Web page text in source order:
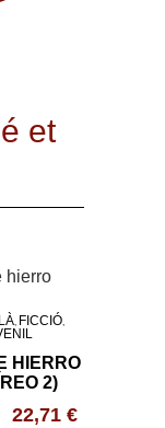
et
, FICCIÓ,
HIERRO
2)
22,71 €